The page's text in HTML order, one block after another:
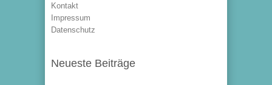
Kontakt
Impressum
Datenschutz
Neueste Beiträge